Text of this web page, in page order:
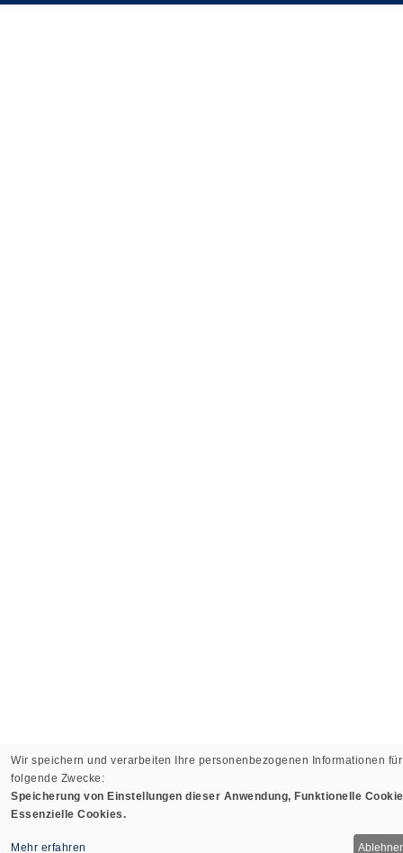
Wir speichern und verarbeiten Ihre personenbezogenen Informationen für
folgende Zwecke:
Speicherung von Einstellungen dieser Anwendung, Funktionelle
Essenzielle Cookies.
Mehr erfahren